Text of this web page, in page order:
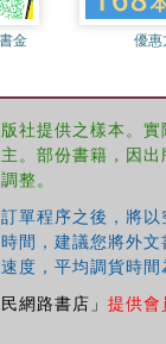
金 優惠
社提供之樣本。實
。部份書籍，因
整。
單程序之後，將
間，建議您將外
度，平均調貨時間
網路書店」 提供會